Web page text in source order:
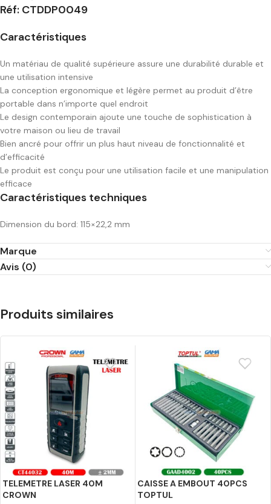
Réf: CTDDP0049
Caractéristiques
Un matériau de qualité supérieure assure une durabilité durable et
une utilisation intensive
La conception ergonomique et légère permet au produit d’être
portable dans n’importe quel endroit
Le design contemporain ajoute une touche de sophistication à
votre maison ou lieu de travail
Bien ancré pour offrir un plus haut niveau de fonctionnalité et
d’efficacité
Le produit est conçu pour une utilisation facile et une manipulation
efficace
Caractéristiques techniques
Dimension du bord: 115×22,2 mm
Marque
Avis (0)
Produits similaires
TELEMETRE LASER 40M
CROWN
CAISSE A EMBOUT 40PCS
TOPTUL